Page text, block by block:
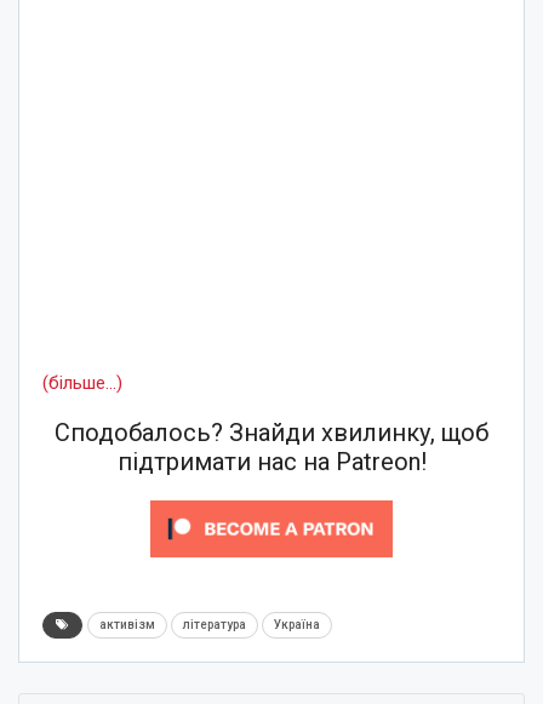
(більше…)
Сподобалось? Знайди хвилинку, щоб
підтримати нас на Patreon!
активізм література Україна